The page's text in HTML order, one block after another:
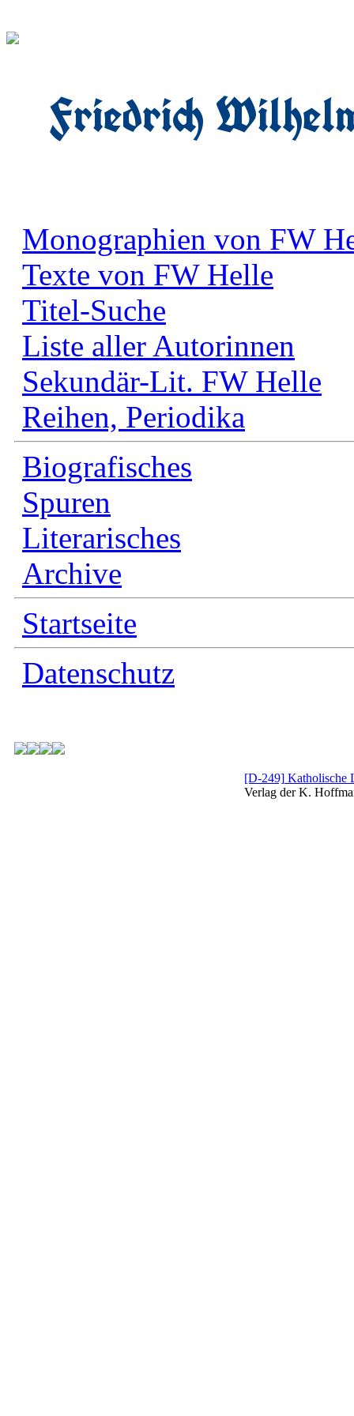
Friedrich
Monographien von FW
Texte von FW Helle
Titel-Suche
Liste aller Autorinnen
Sekundär-Lit. FW Helle
Reihen, Periodika
Biografisches
Spuren
Literarisches
Archive
Startseite
Datenschutz
[D-249] Katholische
Verlag der K.